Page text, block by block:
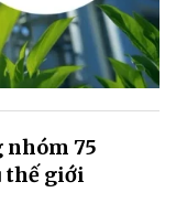
nhóm 75
thế giới